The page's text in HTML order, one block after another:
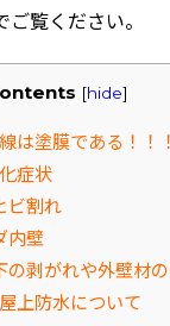
覧ください。
[hide]
は塗膜である！！！
症状
ビ割れ
内壁
の剥がれや外壁材
上防水について